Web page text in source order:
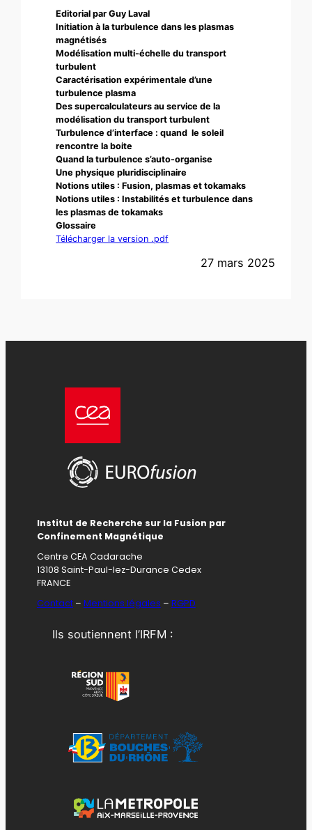
Editorial par Guy Laval
Initiation à la turbulence dans les plasmas
magnétisés
Modélisation multi-échelle du transport
turbulent
Caractérisation expérimentale d’une
turbulence plasma
Des supercalculateurs au service de la
modélisation du transport turbulent
Turbulence d’interface : quand le soleil
rencontre la boite
Quand la turbulence s’auto-organise
Une physique pluridisciplinaire
Notions utiles : Fusion, plasmas et tokamaks
Notions utiles : Instabilités et turbulence dans
les plasmas de tokamaks
Glossaire
Télécharger la version .pdf
27 mars 2025
Institut de Recherche sur la Fusion par
Confinement Magnétique
Centre CEA Cadarache
13108 Saint-Paul-lez-Durance Cedex
FRANCE
Contact– Mentions légales – RGPD
Ils soutiennent l’IRFM :